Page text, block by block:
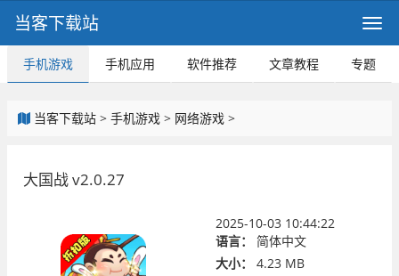
当客下载站
手机游戏 手机应用 软件推荐 文章教程 专题
当客下载站 > 手机游戏 > 网络游戏 >
大国战 v2.0.27
2025-10-03 10:44:22
语言：
简体中文
大小：
4.23 MB